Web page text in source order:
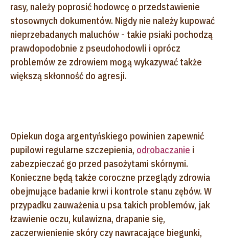
rasy, należy poprosić hodowcę o przedstawienie
stosownych dokumentów. Nigdy nie należy kupować
nieprzebadanych maluchów - takie psiaki pochodzą
prawdopodobnie z pseudohodowli i oprócz
problemów ze zdrowiem mogą wykazywać także
większą skłonność do agresji.
Opiekun doga argentyńskiego powinien zapewnić
pupilowi regularne szczepienia, odrobaczanie i
zabezpieczać go przed pasożytami skórnymi.
Konieczne będą także coroczne przeglądy zdrowia
obejmujące badanie krwi i kontrole stanu zębów. W
przypadku zauważenia u psa takich problemów, jak
łzawienie oczu, kulawizna, drapanie się,
zaczerwienienie skóry czy nawracające biegunki,